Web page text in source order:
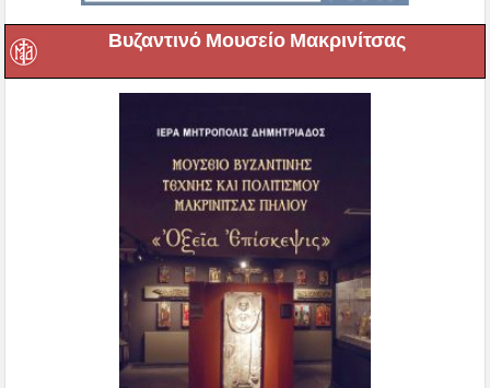
Βυζαντινό Μουσείο Μακρινίτσας